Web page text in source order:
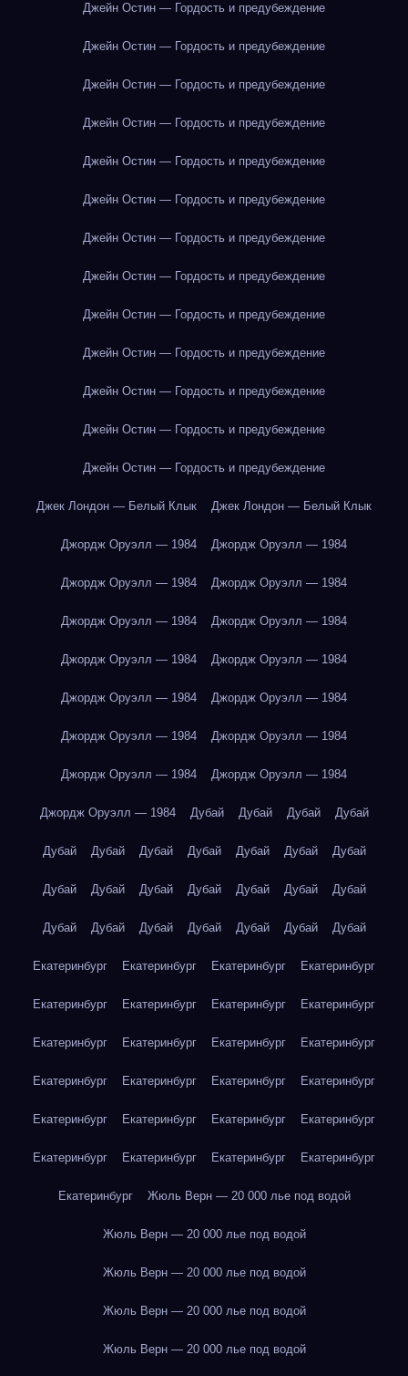
Джейн Остин — Гордость и предубеждение
Джейн Остин — Гордость и предубеждение
Джейн Остин — Гордость и предубеждение
Джейн Остин — Гордость и предубеждение
Джейн Остин — Гордость и предубеждение
Джейн Остин — Гордость и предубеждение
Джейн Остин — Гордость и предубеждение
Джейн Остин — Гордость и предубеждение
Джейн Остин — Гордость и предубеждение
Джейн Остин — Гордость и предубеждение
Джейн Остин — Гордость и предубеждение
Джейн Остин — Гордость и предубеждение
Джейн Остин — Гордость и предубеждение
Джек Лондон — Белый Клык Джек Лондон — Белый Клык
Джордж Оруэлл — 1984 Джордж Оруэлл — 1984
Джордж Оруэлл — 1984 Джордж Оруэлл — 1984
Джордж Оруэлл — 1984 Джордж Оруэлл — 1984
Джордж Оруэлл — 1984 Джордж Оруэлл — 1984
Джордж Оруэлл — 1984 Джордж Оруэлл — 1984
Джордж Оруэлл — 1984 Джордж Оруэлл — 1984
Джордж Оруэлл — 1984 Джордж Оруэлл — 1984
Джордж Оруэлл — 1984 Дубай Дубай Дубай Дубай
Дубай Дубай Дубай Дубай Дубай Дубай Дубай
Дубай Дубай Дубай Дубай Дубай Дубай Дубай
Дубай Дубай Дубай Дубай Дубай Дубай Дубай
Екатеринбург Екатеринбург Екатеринбург Екатеринбург
Екатеринбург Екатеринбург Екатеринбург Екатеринбург
Екатеринбург Екатеринбург Екатеринбург Екатеринбург
Екатеринбург Екатеринбург Екатеринбург Екатеринбург
Екатеринбург Екатеринбург Екатеринбург Екатеринбург
Екатеринбург Екатеринбург Екатеринбург Екатеринбург
Екатеринбург Жюль Верн — 20 000 лье под водой
Жюль Верн — 20 000 лье под водой
Жюль Верн — 20 000 лье под водой
Жюль Верн — 20 000 лье под водой
Жюль Верн — 20 000 лье под водой